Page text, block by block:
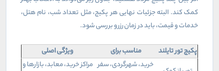
کمک کند. البته جزئیات نهایی هر پکیج، مثل تعداد شب، نام هتل،
خدمات و قیمت، باید در زمان رزرو بررسی شود.
پکیج تور تایلند مناسب برای
ویژگی اصلی
خرید، شهرگردی، سفر مراکز خرید، معابد، بازارها و